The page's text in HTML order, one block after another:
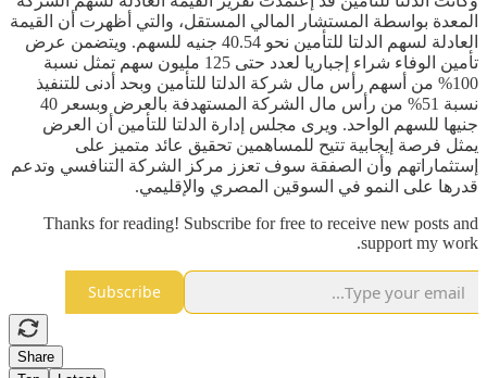
المعدة بواسطة المستشار المالي المستقل، والتي أظهرت أن القيمة
العادلة لسهم الدلتا للتأمين نحو 40.54 جنيه للسهم. ويتضمن عرض
تأمين الوفاء شراء إجباريا لعدد حتى 125 مليون سهم تمثل نسبة
100% من أسهم رأس مال شركة الدلتا للتأمين وبحد أدنى للتنفيذ
نسبة 51% من رأس مال الشركة المستهدفة بالعرض وبسعر 40
جنيها للسهم الواحد. ويرى مجلس إدارة الدلتا للتأمين أن العرض
يمثل فرصة إيجابية تتيح للمساهمين تحقيق عائد متميز على
إستثماراتهم وأن الصفقة سوف تعزز مركز الشركة التنافسي وتدعم
قدرها على النمو في السوقين المصري والإقليمي.
Thanks for reading! Subscribe for free to receive new posts and
support my work.
Subscribe
Share